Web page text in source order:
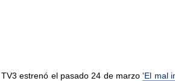
TV3 estrenó el pasado 24 de marzo'El mal